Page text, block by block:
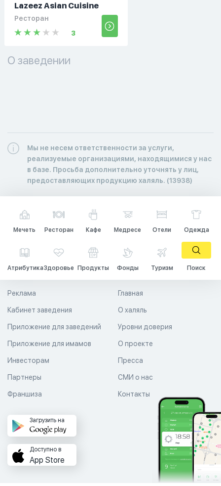
Lazeez Asian Cuisine
Ресторан
3
О заведении
Мы не несем ответственности за услуги,
реализуемые организациями, находящимися у нас
в базе. Просьба дополнительно уточнять у лиц,
предоставляющих продукцию халяль. (13938)
Мечеть Ресторан Кафе Медресе Отели Одежда
АтрибутикаЗдоровье Продукты Фонды Туризм Поиск
Главная
О халяль
Уровни доверия
Реклама
Кабинет заведения
Приложение для заведений
Приложение для имамов О проекте
Пресса
СМИ о нас
Контакты
Инвесторам
Партнеры
Франшиза
Загрузить на
Доступно в
App Store